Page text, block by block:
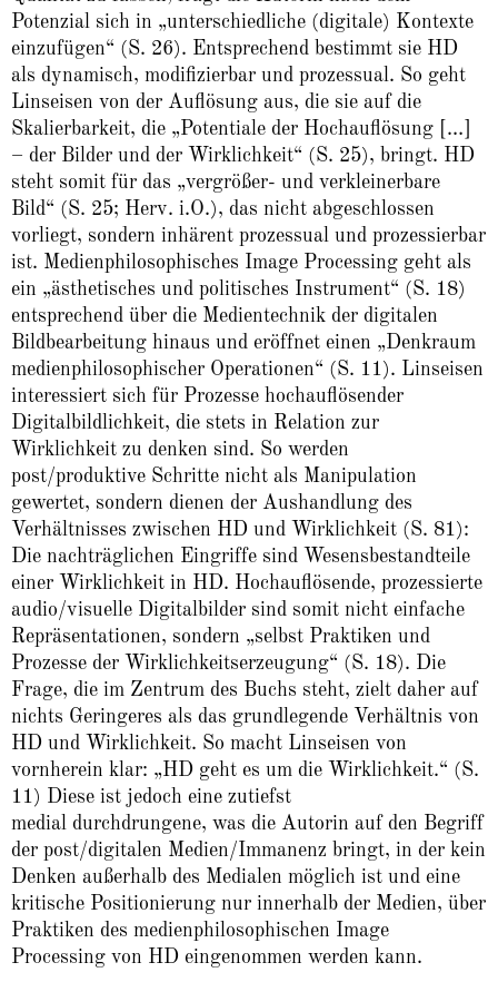
Potenzial sich in „unterschiedliche (digitale) Kontexte
einzufügen“ (S. 26). Entsprechend bestimmt sie HD
als dynamisch, modifizierbar und prozessual. So geht
Linseisen von der Auflösung aus, die sie auf die
Skalierbarkeit, die „Potentiale der Hochauflösung […]
– der Bilder und der Wirklichkeit“ (S. 25), bringt. HD
steht somit für das „vergrößer- und verkleinerbare
Bild“ (S. 25; Herv. i.O.), das nicht abgeschlossen
vorliegt, sondern inhärent prozessual und prozessierbar
ist. Medienphilosophisches Image Processing geht als
ein „ästhetisches und politisches Instrument“ (S. 18)
entsprechend über die Medientechnik der digitalen
Bildbearbeitung hinaus und eröffnet einen „Denkraum
medienphilosophischer Operationen“ (S. 11). Linseisen
interessiert sich für Prozesse hochauflösender
Digitalbildlichkeit, die stets in Relation zur
Wirklichkeit zu denken sind. So werden
post/produktive Schritte nicht als Manipulation
gewertet, sondern dienen der Aushandlung des
Verhältnisses zwischen HD und Wirklichkeit (S. 81):
Die nachträglichen Eingriffe sind Wesensbestandteile
einer Wirklichkeit in HD. Hochauflösende, prozessierte
audio/visuelle Digitalbilder sind somit nicht einfache
Repräsentationen, sondern „selbst Praktiken und
Prozesse der Wirklichkeitserzeugung“ (S. 18). Die
Frage, die im Zentrum des Buchs steht, zielt daher auf
nichts Geringeres als das grundlegende Verhältnis von
HD und Wirklichkeit. So macht Linseisen von
vornherein klar: „HD geht es um die Wirklichkeit.“ (S.
11) Diese ist jedoch eine zutiefst
medial durchdrungene, was die Autorin auf den Begriff
der post/digitalen Medien/Immanenz bringt, in der kein
Denken außerhalb des Medialen möglich ist und eine
kritische Positionierung nur innerhalb der Medien, über
Praktiken des medienphilosophischen Image
Processing von HD eingenommen werden kann.